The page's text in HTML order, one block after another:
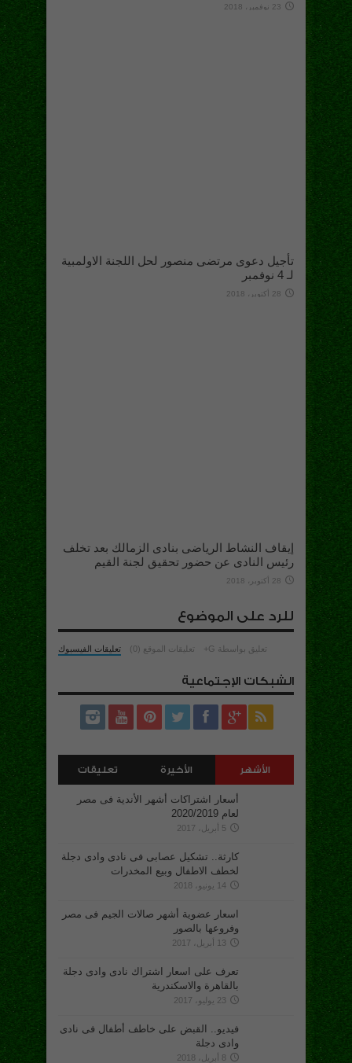
23 نوفمبر، 2018
تأجيل دعوى مرتضى منصور لحل اللجنة الاولمبية
لـ 4 نوفمبر
28 أكتوبر، 2018
إيقاف النشاط الرياضى بنادى الزمالك بعد تخلف
رئيس النادى عن حضور تحقيق لجنة القيم
28 أكتوبر، 2018
للرد على الموضوع
تعليقات الفيسبوك تعليقات الموقع (0) تعليق بواسطة G+
الشبكات الإجتماعية
الأشهر الأخيرة تعليقات
أسعار اشتراكات أشهر الأندية فى مصر
لعام 2020/2019
5 أبريل، 2017
كارثة.. تشكيل عصابى فى نادى وادى دجلة
لخطف الاطفال وبيع المخدرات
14 يونيو، 2018
اسعار عضوية أشهر صالات الجيم فى مصر
وفروعها بالصور
13 أبريل، 2017
تعرف على اسعار اشتراك نادى وادى دجلة
بالقاهرة والاسكندرية
23 يوليو، 2017
فيديو.. القبض على خاطف أطفال فى نادى
وادى دجلة
8 أبريل، 2018